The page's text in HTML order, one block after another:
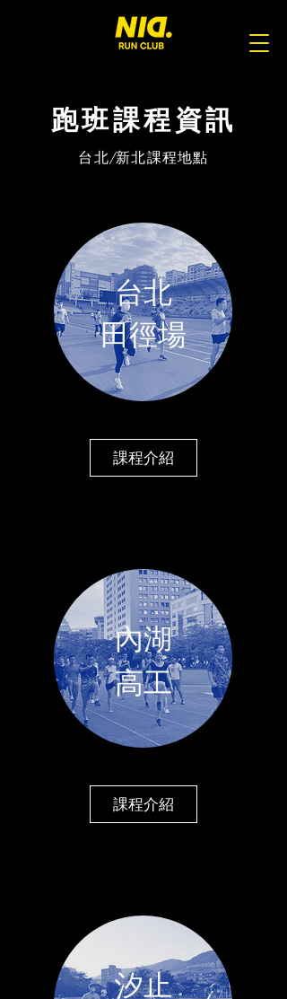
跑班課程資訊
台北/新北課程地點
台北
​田徑場
課程介紹
內湖
​高工
課程介紹
汐止